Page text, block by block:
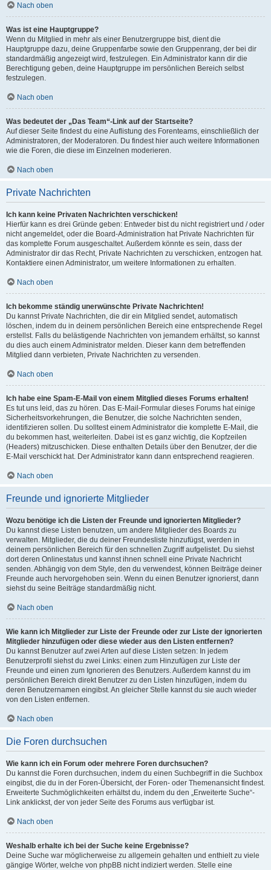
Nach oben
Was ist eine Hauptgruppe?
Wenn du Mitglied in mehr als einer Benutzergruppe bist, dient die
Hauptgruppe dazu, deine Gruppenfarbe sowie den Gruppenrang, der bei dir
standardmäßig angezeigt wird, festzulegen. Ein Administrator kann dir die
Berechtigung geben, deine Hauptgruppe im persönlichen Bereich selbst
festzulegen.
Nach oben
Was bedeutet der „Das Team“-Link auf der Startseite?
Auf dieser Seite findest du eine Auflistung des Forenteams, einschließlich der
Administratoren, der Moderatoren. Du findest hier auch weitere Informationen
wie die Foren, die diese im Einzelnen moderieren.
Nach oben
Private Nachrichten
Ich kann keine Privaten Nachrichten verschicken!
Hierfür kann es drei Gründe geben: Entweder bist du nicht registriert und / oder
nicht angemeldet, oder die Board-Administration hat Private Nachrichten für
das komplette Forum ausgeschaltet. Außerdem könnte es sein, dass der
Administrator dir das Recht, Private Nachrichten zu verschicken, entzogen hat.
Kontaktiere einen Administrator, um weitere Informationen zu erhalten.
Nach oben
Ich bekomme ständig unerwünschte Private Nachrichten!
Du kannst Private Nachrichten, die dir ein Mitglied sendet, automatisch
löschen, indem du in deinem persönlichen Bereich eine entsprechende Regel
erstellst. Falls du belästigende Nachrichten von jemandem erhältst, so kannst
du dies auch einem Administrator melden. Dieser kann dem betreffenden
Mitglied dann verbieten, Private Nachrichten zu versenden.
Nach oben
Ich habe eine Spam-E-Mail von einem Mitglied dieses Forums erhalten!
Es tut uns leid, das zu hören. Das E-Mail-Formular dieses Forums hat einige
Sicherheitsvorkehrungen, die Benutzer, die solche Nachrichten senden,
identifizieren sollen. Du solltest einem Administrator die komplette E-Mail, die
du bekommen hast, weiterleiten. Dabei ist es ganz wichtig, die Kopfzeilen
(Headers) mitzuschicken. Diese enthalten Details über den Benutzer, der die
E-Mail verschickt hat. Der Administrator kann dann entsprechend reagieren.
Nach oben
Freunde und ignorierte Mitglieder
Wozu benötige ich die Listen der Freunde und ignorierten Mitglieder?
Du kannst diese Listen benutzen, um andere Mitglieder des Boards zu
verwalten. Mitglieder, die du deiner Freundesliste hinzufügst, werden in
deinem persönlichen Bereich für den schnellen Zugriff aufgelistet. Du siehst
dort deren Onlinestatus und kannst ihnen schnell eine Private Nachricht
senden. Abhängig von dem Style, den du verwendest, können Beiträge deiner
Freunde auch hervorgehoben sein. Wenn du einen Benutzer ignorierst, dann
siehst du seine Beiträge standardmäßig nicht.
Nach oben
Wie kann ich Mitglieder zur Liste der Freunde oder zur Liste der ignorierten
Mitglieder hinzufügen oder diese wieder aus den Listen entfernen?
Du kannst Benutzer auf zwei Arten auf diese Listen setzen: In jedem
Benutzerprofil siehst du zwei Links: einen zum Hinzufügen zur Liste der
Freunde und einen zum Ignorieren des Benutzers. Außerdem kannst du im
persönlichen Bereich direkt Benutzer zu den Listen hinzufügen, indem du
deren Benutzernamen eingibst. An gleicher Stelle kannst du sie auch wieder
von den Listen entfernen.
Nach oben
Die Foren durchsuchen
Wie kann ich ein Forum oder mehrere Foren durchsuchen?
Du kannst die Foren durchsuchen, indem du einen Suchbegriff in die Suchbox
eingibst, die du in der Foren-Übersicht, der Foren- oder Themenansicht findest.
Erweiterte Suchmöglichkeiten erhältst du, indem du den „Erweiterte Suche“-
Link anklickst, der von jeder Seite des Forums aus verfügbar ist.
Nach oben
Weshalb erhalte ich bei der Suche keine Ergebnisse?
Deine Suche war möglicherweise zu allgemein gehalten und enthielt zu viele
gängige Wörter, welche von phpBB nicht indiziert werden. Stelle eine